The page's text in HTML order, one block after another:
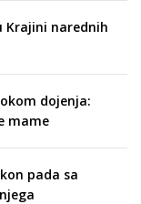
Krajini narednih
dojenja:
mame
pada sa